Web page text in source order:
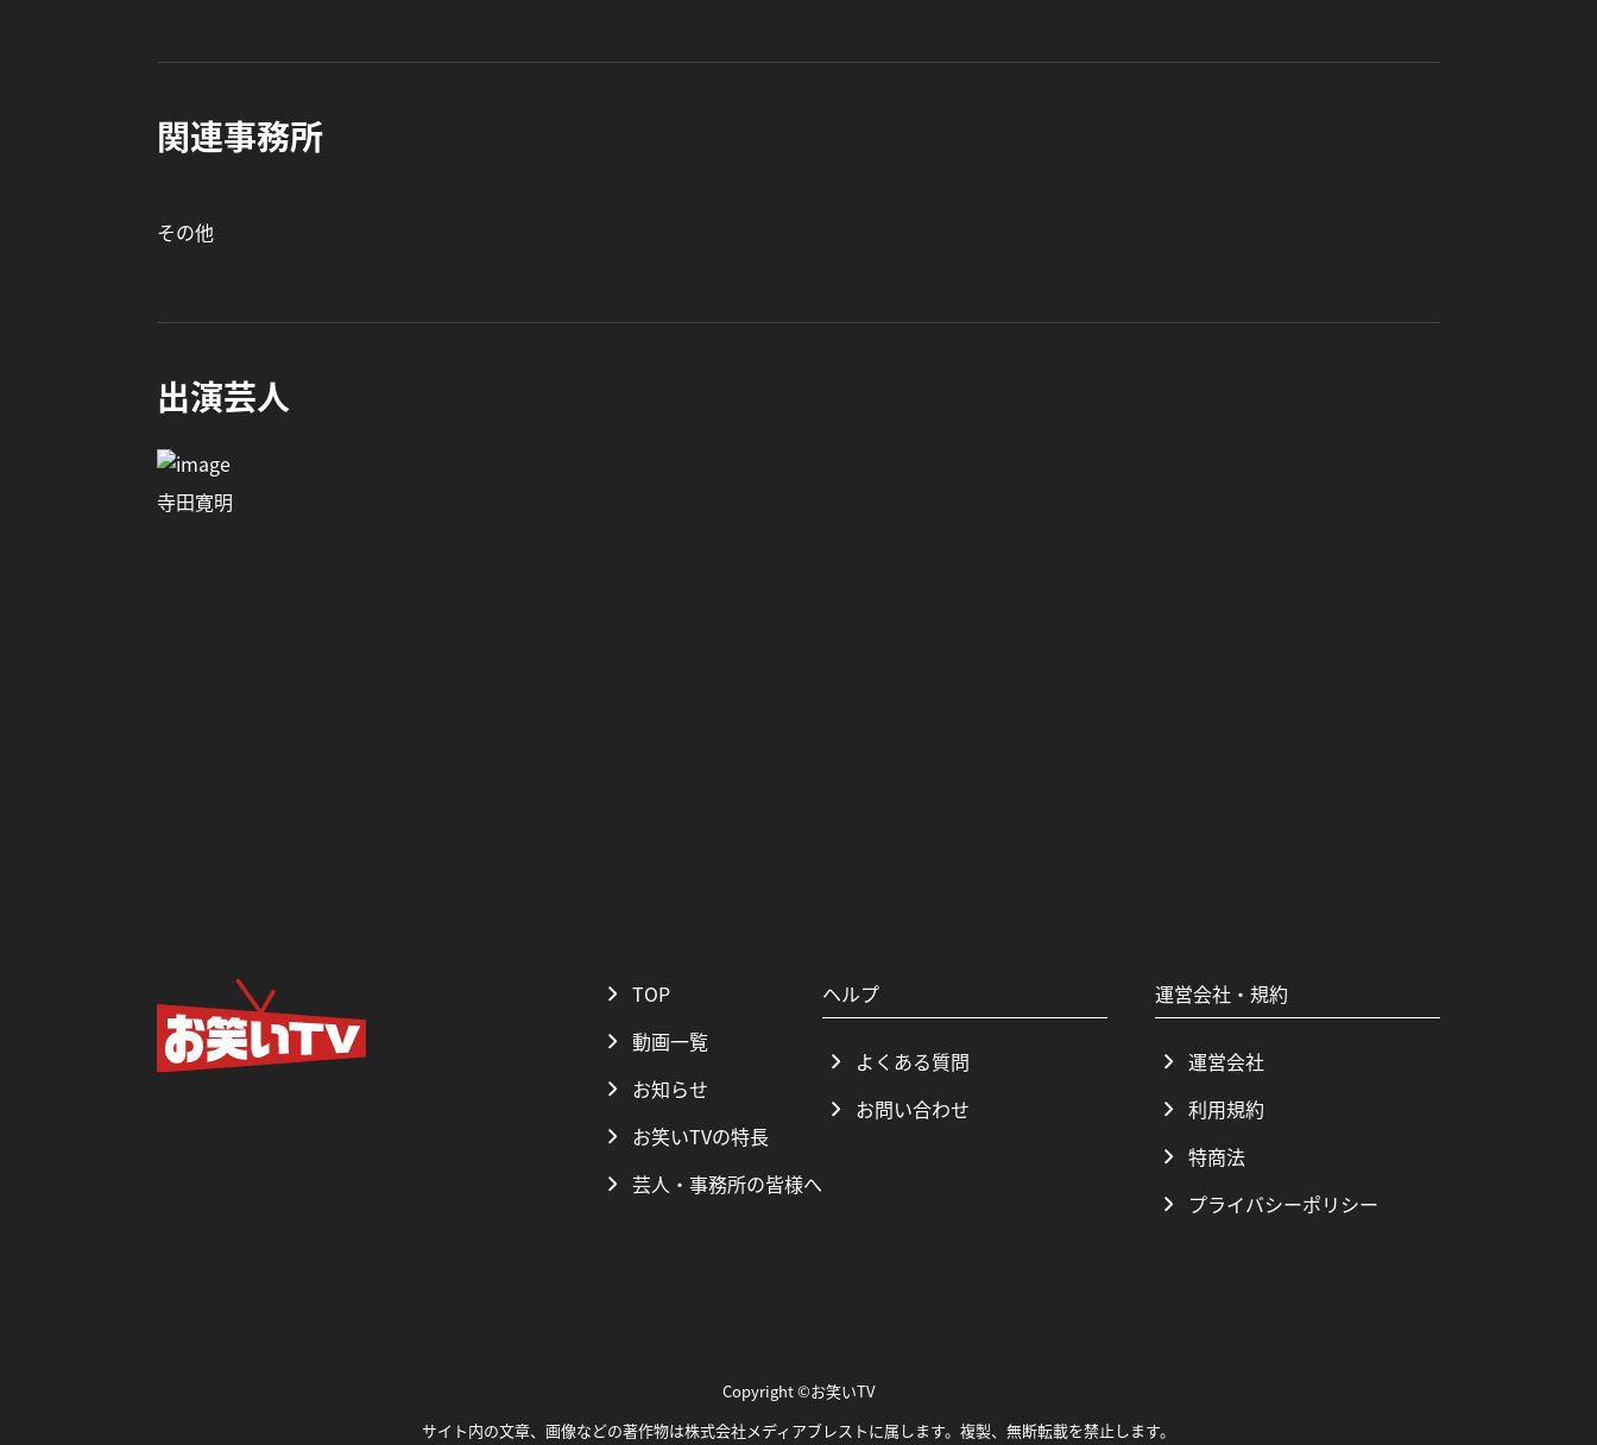
関連事務所
その他
出演芸人
寺田寛明
TOP
動画一覧
お知らせ
お笑いTVの特長
芸人・事務所の皆様へ
ヘルプ
よくある質問
お問い合わせ
運営会社・規約
運営会社
利用規約
特商法
プライバシーポリシー
Copyright ©お笑いTV
サイト内の文章、画像などの著作物は株式会社メディアブレストに属します。複製、無断転載を禁止します。